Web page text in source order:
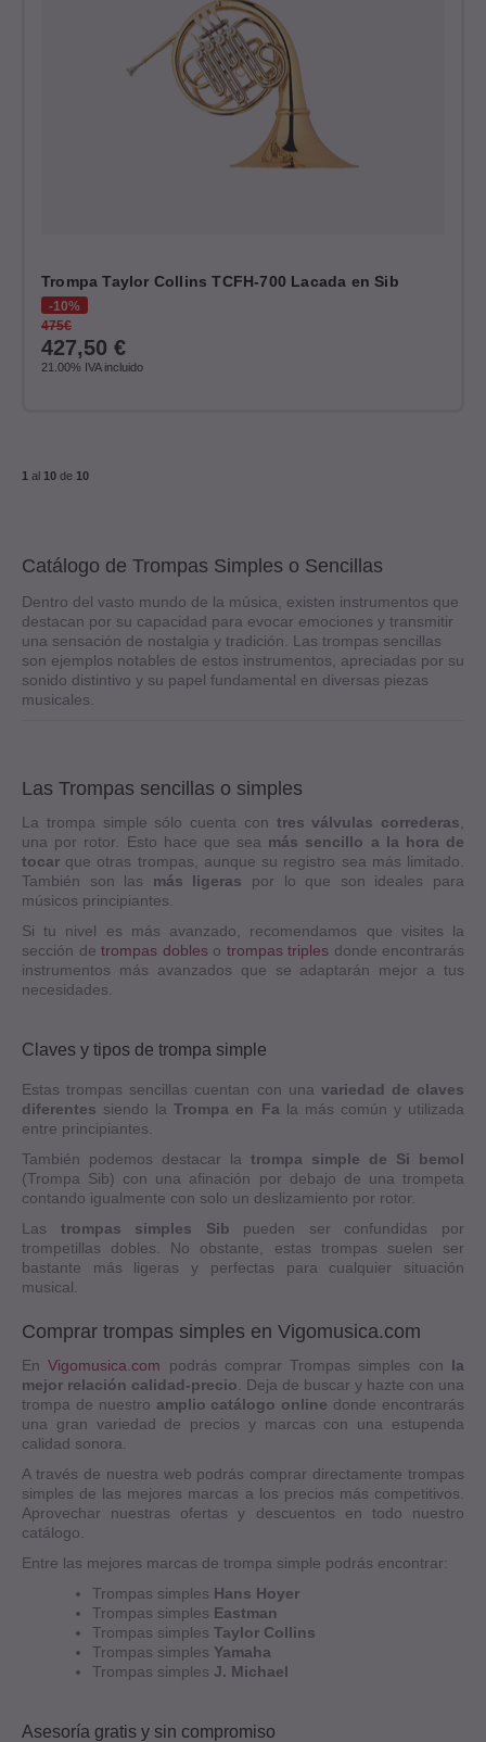
Trompa Taylor Collins TCFH-700 Lacada en Sib
10%
475€
427,50 €
21.00% IVA incluido
1 al 10 de 10
Catálogo de Trompas Simples o Sencillas
Dentro del vasto mundo de la música, existen instrumentos que
destacan por su capacidad para evocar emociones y transmitir
una sensación de nostalgia y tradición. Las trompas sencillas
son ejemplos notables de estos instrumentos, apreciadas por su
sonido distintivo y su papel fundamental en diversas piezas
musicales.
Las Trompas sencillas o simples
La trompa simple sólo cuenta con tres válvulas correderas
una por rotor. Esto hace que sea más sencillo a la hora de
tocar que otras trompas, aunque su registro sea más limitado.
También son las más ligeras por lo que son ideales para
músicos principiantes.
Si tu nivel es más avanzado, recomendamos que visites la
sección de trompas dobleso trompas triples donde encontrarás
instrumentos más avanzados que se adaptarán mejor a tus
necesidades.
Claves y tipos de trompa simple
Estas trompas sencillas cuentan con una variedad de claves
diferentes siendo laTrompa en Fa la más común y utilizada
entre principiantes.
También podemos destacar la trompa simple de Si bemol
(Trompa Sib) con una afinación por debajo de una trompeta
contando igualmente con solo un deslizamiento por rotor.
Las trompas simples Sib pueden ser confundidas por
trompetillas dobles. No obstante, estas trompas suelen ser
bastante más ligeras y perfectas para cualquier situación
musical.
Comprar trompas simples en Vigomusica.com
EnVigomusica.com podrás comprar Trompas simples con la
mejor relación calidad-precio . Deja de buscar y hazte con una
trompa de nuestro amplio catálogo online donde encontrarás
una gran variedad de precios y marcas con una estupenda
calidad sonora.
A través de nuestra web podrás comprar directamente trompas
simples de las mejores marcas a los precios más competitivos.
Aprovechar nuestras ofertas y descuentos en todo nuestro
catálogo.
Entre las mejores marcas de trompa simple podrás encontrar:
Trompas simples Hans Hoyer
Trompas simples Eastman
Trompas simples Taylor Collins
Trompas simples Yamaha
Trompas simples J. Michael
Asesoría gratis y sin compromiso